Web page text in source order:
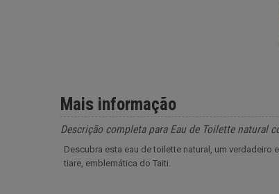
Mais informação
Descrição completa para Eau de Toilette natural
Descubra esta eau de toilette natural, um
tiare, emblemática do Taiti.